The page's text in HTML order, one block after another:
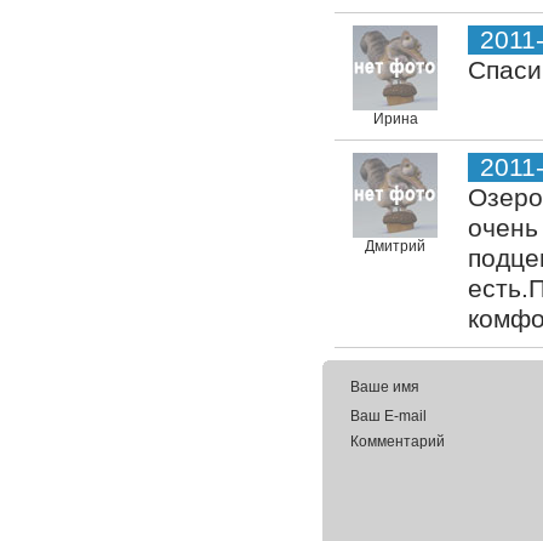
Ирина
Дмитрий
Ваше имя
Ваш E-mail
Комментарий